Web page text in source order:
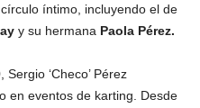
íntimo, incluyendo el de
y su hermana Paola Pérez.
‘Checo’ Pérez
en eventos de karting. Desde